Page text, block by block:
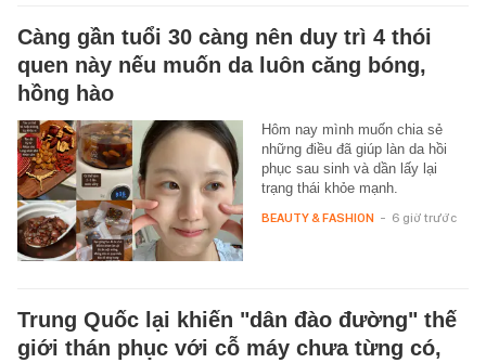
Càng gần tuổi 30 càng nên duy trì 4 thói
quen này nếu muốn da luôn căng bóng,
hồng hào
Hôm nay mình muốn chia sẻ
những điều đã giúp làn da hồi
phục sau sinh và dần lấy lại
trạng thái khỏe mạnh.
BEAUTY & FASHION - 6 giờ trước
Trung Quốc lại khiến "dân đào đường" thế
giới thán phục với cỗ máy chưa từng có,